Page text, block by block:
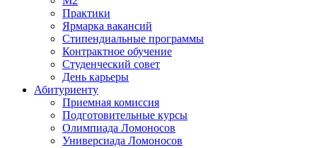
Практики
Ярмарка вакансий
Стипендиальные программы
Контрактное обучение
Студенческий совет
День карьеры
Абитуриенту
Приемная комиссия
Подготовительные курсы
Олимпиада Ломоносов
Универсиада Ломоносов